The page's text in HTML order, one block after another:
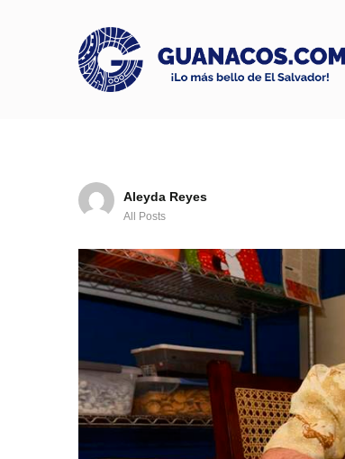
Aleyda Reyes
All Posts